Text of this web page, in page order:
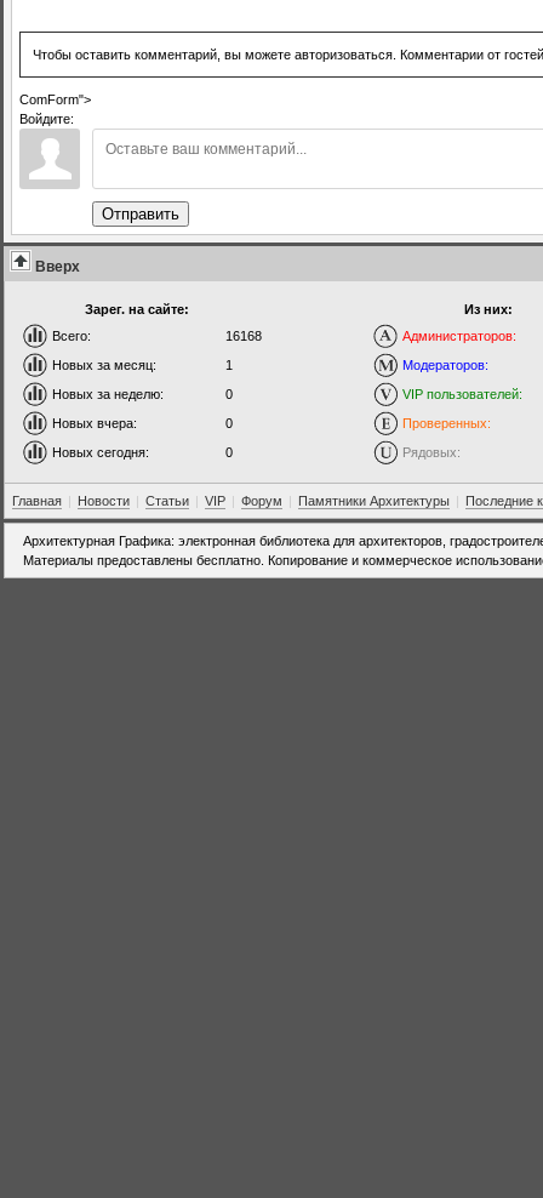
Чтобы оставить комментарий, вы можете авторизоваться. Комментарии от
ComForm">
Войдите:
Отправить
Вверх
Зарег. на сайте:
Всего:
16168
Новых за месяц:
1
Новых за неделю:
0
Новых вчера:
0
Новых сегодня:
0
Из них:
Администраторов:
Модераторов:
VIP пользователей:
Проверенных:
Рядовых:
Главная | Новости | Статьи | VIP | Форум | Памятники Архитектуры | Последние
Архитектурная Графика: электронная библиотека для архитекторов,
Материалы предоставлены бесплатно. Копирование и коммерческое